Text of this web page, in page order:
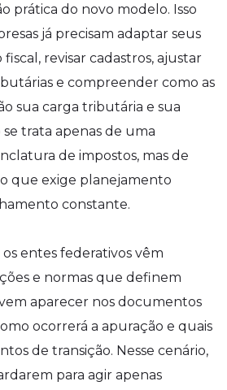
prática do novo modelo. Isso
já precisam adaptar seus
fiscal, revisar cadastros, ajustar
e compreender como as
sua carga tributária e sua
trata apenas de uma
de impostos, mas de
que exige planejamento
constante.
entes federativos vêm
e normas que definem
aparecer nos documentos
ocorrerá a apuração e quais
de transição. Nesse cenário,
para agir apenas